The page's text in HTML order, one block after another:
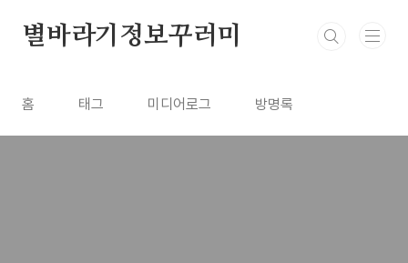
별바라기정보꾸러미
홈 태그 미디어로그 방명록